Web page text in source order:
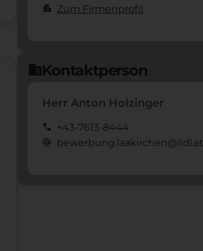
apartment Zum Firmenprofil
domainKontaktperson
Herr Anton Holzinger
call +43-7613-8444
alternate_email bewerbung.laakirchen@lidl.at